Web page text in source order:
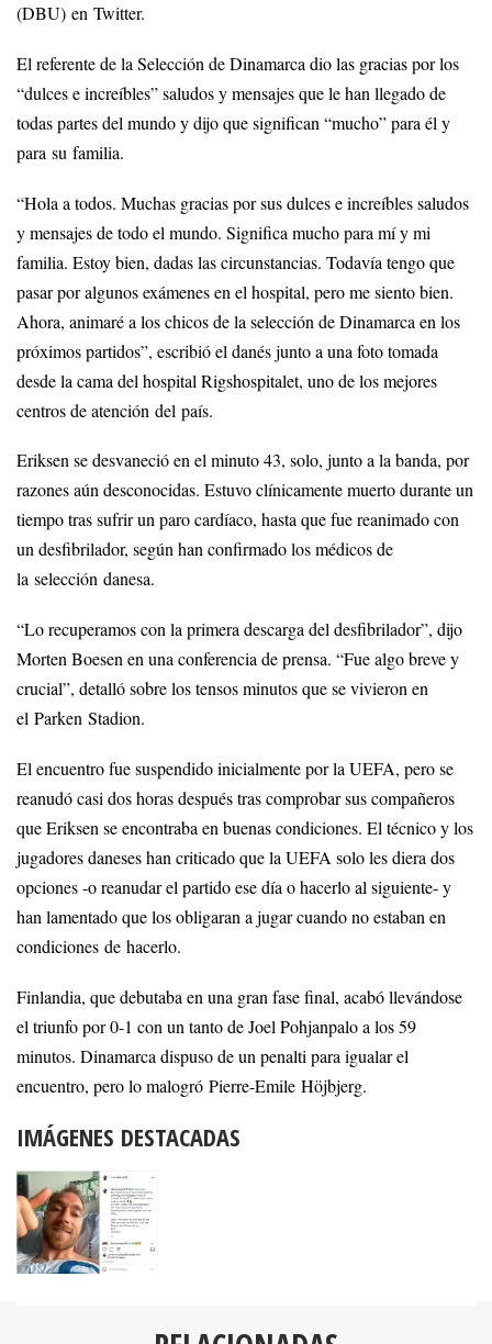
(DBU) en Twitter.
El referente de la Selección de Dinamarca dio las gracias por los
“dulces e increíbles” saludos y mensajes que le han llegado de
todas partes del mundo y dijo que significan “mucho” para él y
para su familia.
“Hola a todos. Muchas gracias por sus dulces e increíbles saludos
y mensajes de todo el mundo. Significa mucho para mí y mi
familia. Estoy bien, dadas las circunstancias. Todavía tengo que
pasar por algunos exámenes en el hospital, pero me siento bien.
Ahora, animaré a los chicos de la selección de Dinamarca en los
próximos partidos”, escribió el danés junto a una foto tomada
desde la cama del hospital Rigshospitalet, uno de los mejores
centros de atención del país.
Eriksen se desvaneció en el minuto 43, solo, junto a la banda, por
razones aún desconocidas. Estuvo clínicamente muerto durante un
tiempo tras sufrir un paro cardíaco, hasta que fue reanimado con
un desfibrilador, según han confirmado los médicos de
la selección danesa.
“Lo recuperamos con la primera descarga del desfibrilador”, dijo
Morten Boesen en una conferencia de prensa. “Fue algo breve y
crucial”, detalló sobre los tensos minutos que se vivieron en
el Parken Stadion.
El encuentro fue suspendido inicialmente por la UEFA, pero se
reanudó casi dos horas después tras comprobar sus compañeros
que Eriksen se encontraba en buenas condiciones. El técnico y los
jugadores daneses han criticado que la UEFA solo les diera dos
opciones -o reanudar el partido ese día o hacerlo al siguiente- y
han lamentado que los obligaran a jugar cuando no estaban en
condiciones de hacerlo.
Finlandia, que debutaba en una gran fase final, acabó llevándose
el triunfo por 0-1 con un tanto de Joel Pohjanpalo a los 59
minutos. Dinamarca dispuso de un penalti para igualar el
encuentro, pero lo malogró Pierre-Emile Höjbjerg.
IMÁGENES DESTACADAS